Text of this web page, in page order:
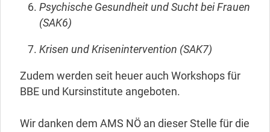
Psychische Gesundheit und Sucht bei Frauen
(SAK6)
Krisen und Krisenintervention (SAK7)
Zudem werden seit heuer auch Workshops für
BBE und Kursinstitute angeboten.
Wir danken dem AMS NÖ an dieser Stelle für die